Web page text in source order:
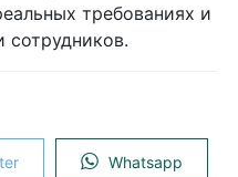
требованиях и
сотрудников.
Whatsapp